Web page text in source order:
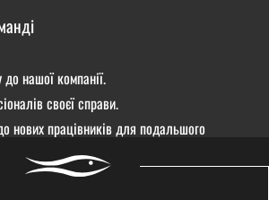
нашої компанії.
своєї справи.
нових працівників для подальшого